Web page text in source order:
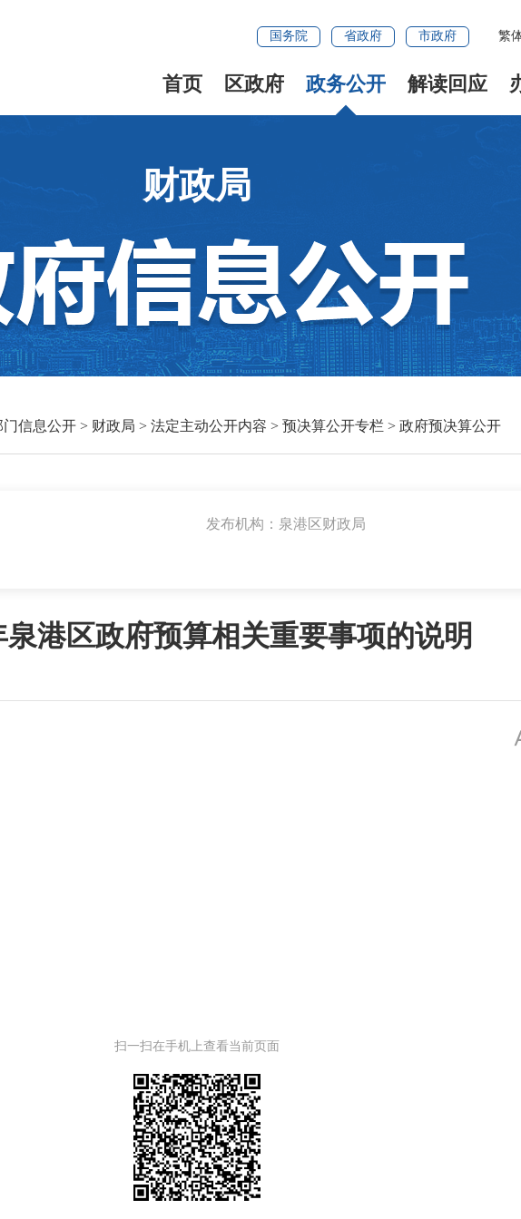
国务院 省政府 市政府 繁
首页 区政府 政务公开 解读回应
财政局
门信息公开 > 财政局 > 法定主动公开内容 > 预决算公开专栏 > 政府预决算公开
发布机构：泉港区财政局
泉港区政府预算相关重要事项的说明
扫一扫在手机上查看当前页面